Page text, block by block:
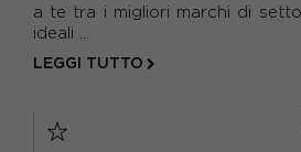
a te tra i migliori marchi di
ideali ...
LEGGI TUTTO